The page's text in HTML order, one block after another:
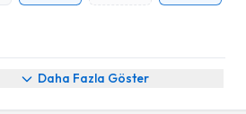
Daha Fazla Göster